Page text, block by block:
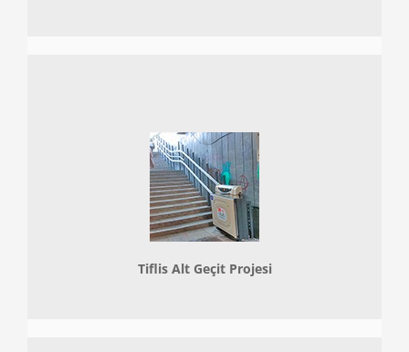
Tiflis Alt Geçit Projesi